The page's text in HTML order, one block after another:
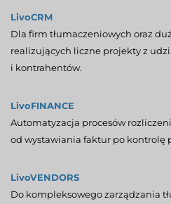
LivoCRM
Dla firm tłumaczeniowych oraz
realizujących liczne projekty z
i kontrahentów.
LivoFINANCE
Automatyzacja procesów
od wystawiania faktur po kontrolę
LivoVENDORS
Do kompleksowego zarządzania